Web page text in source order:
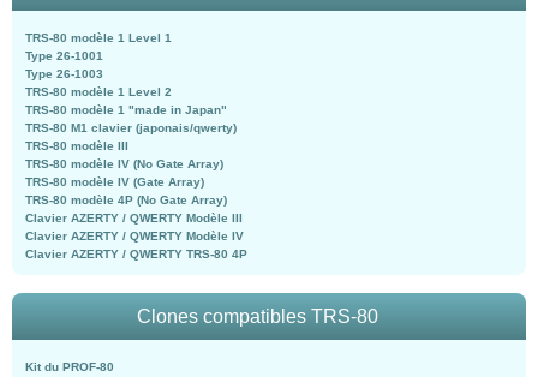
TRS-80 modèle 1 Level 1
Type 26-1001
Type 26-1003
TRS-80 modèle 1 Level 2
TRS-80 modèle 1 "made in Japan"
TRS-80 M1 clavier (japonais/qwerty)
TRS-80 modèle III
TRS-80 modèle IV (No Gate Array)
TRS-80 modèle IV (Gate Array)
TRS-80 modèle 4P (No Gate Array)
Clavier AZERTY / QWERTY Modèle III
Clavier AZERTY / QWERTY Modèle IV
Clavier AZERTY / QWERTY TRS-80 4P
Clones compatibles TRS-80
Kit du PROF-80